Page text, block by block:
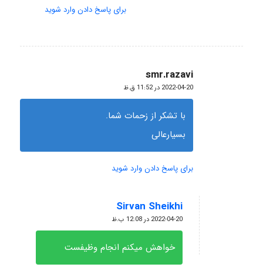
برای پاسخ دادن وارد شوید
smr.razavi
گفته:
2022-04-20 در 11:52 ق.ظ
با تشکر از زحمات شما.
بسیارعالی
برای پاسخ دادن وارد شوید
Sirvan Sheikhi
گفته:
2022-04-20 در 12:08 ب.ظ
خواهش میکنم انجام وظیفست